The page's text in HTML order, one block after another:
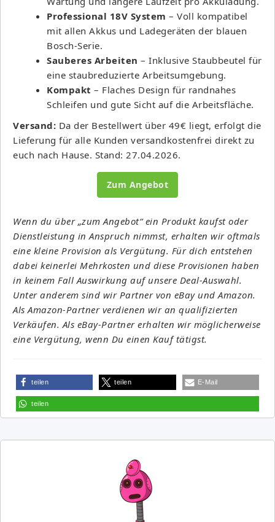
Professional 18V System – Voll kompatibel
mit allen Akkus und Ladegeräten der blauen
Bosch-Serie.
Sauberes Arbeiten – Inklusive Staubbeutel für
eine staubreduzierte Arbeitsumgebung.
Kompakt – Flaches Design für randnahes
Schleifen und gute Sicht auf die Arbeitsfläche.
Versand: Da der Bestellwert über 49€ liegt, erfolgt die
Lieferung für alle Kunden versandkostenfrei direkt zu
euch nach Hause. Stand: 27.04.2026.
Zum Angebot
Wenn du über „zum Angebot“ ein Produkt kaufst oder
Dienstleistung in Anspruch nimmst, erhalten wir oftmals
eine kleine Provision als Vergütung. Für dich entstehen
dabei keinerlei Mehrkosten und diese Provisionen haben
in keinem Fall Auswirkung auf unsere Deal-Auswahl.
Unter anderem sind wir Partner von eBay und Amazon.
Als Amazon-Partner verdienen wir an qualifizierten
Verkäufen. Als eBay-Partner erhalten wir möglicherweise
eine Vergütung, wenn Du einen Kauf tätigst.
teilen teilen E-Mail
teilen